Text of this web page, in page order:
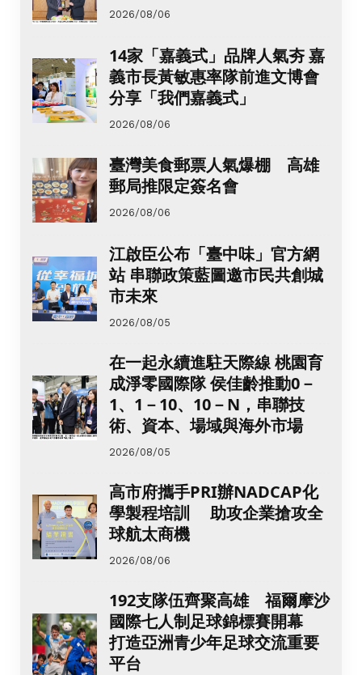
2026/08/06
14家「嘉義式」品牌人氣夯 嘉
義市長黃敏惠率隊前進文博會
分享「我們嘉義式」
2026/08/06
臺灣美食郵票人氣爆棚 高雄
郵局推限定簽名會
2026/08/06
江啟臣公布「臺中味」官方網
站 串聯政策藍圖邀市民共創城
市未來
2026/08/05
在一起永續進駐天際線 桃園育
成淨零國際隊 侯佳齡推動0－
1、1－10、10－N，串聯技
術、資本、場域與海外市場
2026/08/05
高市府攜手PRI辦NADCAP化
學製程培訓 助攻企業搶攻全
球航太商機
2026/08/06
192支隊伍齊聚高雄 福爾摩沙
國際七人制足球錦標賽開幕
打造亞洲青少年足球交流重要
平台